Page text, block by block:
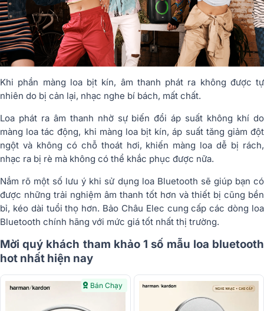
Khi phần màng loa bịt kín, âm thanh phát ra không được tự
nhiên do bị cản lại, nhạc nghe bí bách, mất chất.
Loa phát ra âm thanh nhờ sự biến đổi áp suất không khí do
màng loa tác động, khi màng loa bịt kín, áp suất tăng giảm đột
ngột và không có chỗ thoát hơi, khiến màng loa dễ bị rách,
nhạc ra bị rè mà không có thể khắc phục được nữa.
Nắm rõ một số lưu ý khi sử dụng loa Bluetooth sẽ giúp bạn có
được những trải nghiệm âm thanh tốt hơn và thiết bị cũng bền
bỉ, kéo dài tuổi thọ hơn. Bảo Châu Elec cung cấp các dòng loa
Bluetooth chính hãng với mức giá tốt nhất thị trường.
Mời quý khách tham khảo 1 số mẫu loa bluetooth
hot nhất hiện nay
Bán Chạy